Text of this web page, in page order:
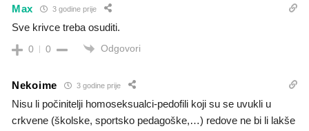
Max 3 godine prije
Sve krivce treba osuditi.
0 0 Odgovori
Nekoime 3 godine prije
Nisu li počinitelji homoseksualci-pedofili koji su se uvukli u
crkvene (školske, sportsko pedagoške,…) redove ne bi li lakše